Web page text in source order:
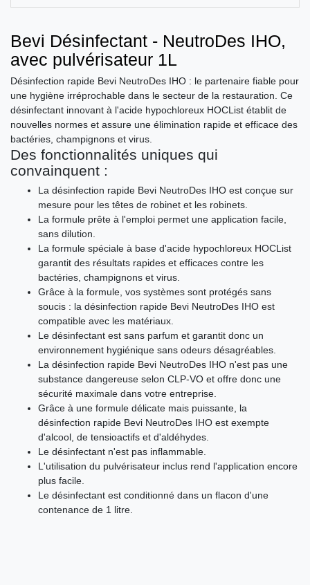
Bevi Désinfectant - NeutroDes IHO,
avec pulvérisateur 1L
Désinfection rapide Bevi NeutroDes IHO : le partenaire fiable pour
une hygiène irréprochable dans le secteur de la restauration. Ce
désinfectant innovant à l'acide hypochloreux HOCList établit de
nouvelles normes et assure une élimination rapide et efficace des
bactéries, champignons et virus.
Des fonctionnalités uniques qui
convainquent :
La désinfection rapide Bevi NeutroDes IHO est conçue sur
mesure pour les têtes de robinet et les robinets.
La formule prête à l'emploi permet une application facile,
sans dilution.
La formule spéciale à base d'acide hypochloreux HOCList
garantit des résultats rapides et efficaces contre les
bactéries, champignons et virus.
Grâce à la formule, vos systèmes sont protégés sans
soucis : la désinfection rapide Bevi NeutroDes IHO est
compatible avec les matériaux.
Le désinfectant est sans parfum et garantit donc un
environnement hygiénique sans odeurs désagréables.
La désinfection rapide Bevi NeutroDes IHO n'est pas une
substance dangereuse selon CLP-VO et offre donc une
sécurité maximale dans votre entreprise.
Grâce à une formule délicate mais puissante, la
désinfection rapide Bevi NeutroDes IHO est exempte
d'alcool, de tensioactifs et d'aldéhydes.
Le désinfectant n'est pas inflammable.
L'utilisation du pulvérisateur inclus rend l'application encore
plus facile.
Le désinfectant est conditionné dans un flacon d'une
contenance de 1 litre.